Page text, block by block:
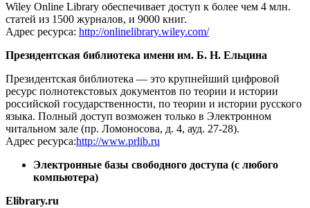
Wiley Online Library обеспечивает доступ к более чем 4 млн.
статей из 1500 журналов, и 9000 книг.
Адрес ресурса: http://onlinelibrary.wiley.com/
Президентская библиотека имени им. Б. Н. Ельцина
Президентская библиотека — это крупнейший цифровой
ресурс полнотекстовых документов по теории и истории
российской государственности, по теории и истории русского
языка. Полный доступ возможен только в Электронном
читальном зале (пр. Ломоносова, д. 4, ауд. 27-28).
Адрес ресурса:http://www.prlib.ru
Электронные базы свободного доступа (с любого
компьютера)
Elibrary.ru